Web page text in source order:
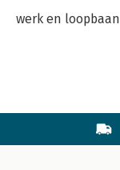
werk en loopbaan